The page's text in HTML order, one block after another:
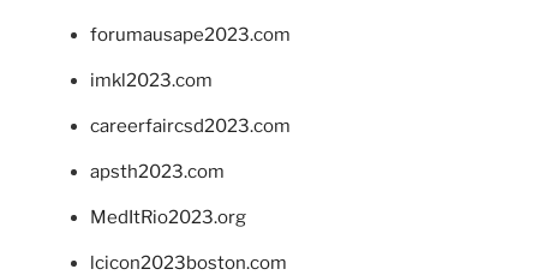
forumausape2023.com
imkl2023.com
careerfaircsd2023.com
apsth2023.com
MedItRio2023.org
lcicon2023boston.com